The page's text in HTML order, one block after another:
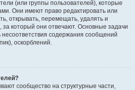
(или группы пользователей), которые
Они имеют право редактировать или
открывать, перемещать, удалять и
который они отвечают. Основные задачи
содержания сообщений
оскорблений.
сообщество на структурные части,